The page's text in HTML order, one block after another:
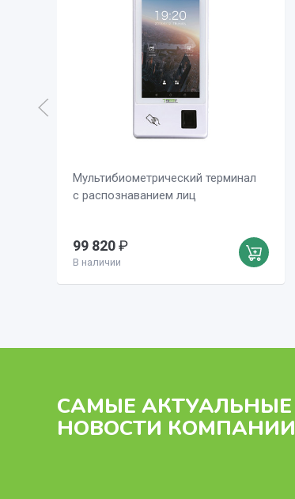
Мультибиометрический терминал
с распознаванием лиц
99 820₽
В наличии
САМЫЕ АКТУАЛЬНЫЕ
НОВОСТИ КОМПАНИИ